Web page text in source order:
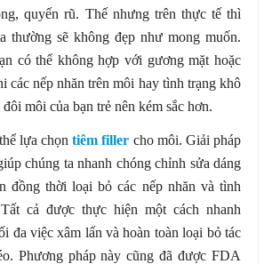
quyến rũ. Thế nhưng trên thực tế thì
thường sẽ không đẹp như mong muốn.
có thể không hợp với gương mặt hoặc
các nếp nhăn trên môi hay tình trạng khô
môi của bạn trẻ nên kém sắc hơn.
lựa chọntiêm filler cho môi. Giải pháp
chúng ta nhanh chóng chỉnh sửa dáng
đồng thời loại bỏ các nếp nhăn và tình
cả được thực hiện một cách nhanh
đa việc xâm lấn và hoàn toàn loại bỏ tác
Phương pháp này cũng đã được FDA